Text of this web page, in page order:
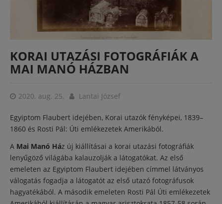
KORAI UTAZÁSI FOTOGRÁFIÁK A
MAI MANÓ HÁZBAN
2020. aug. 25. Lantai József
Egyiptom Flaubert idejében, Korai utazók fényképei, 1839–
1860 és Rosti Pál: Úti emlékezetek Amerikából.
A Mai Manó Ház új kiállításai a korai utazási fotográfiák
lenyűgöző világába kalauzolják a látogatókat. Az első
emeleten az Egyiptom Flaubert idejében címmel látványos
válogatás fogadja a látogatót az első utazó fotográfusok
hagyatékából. A második emeleten Rosti Pál Úti emlékezetek